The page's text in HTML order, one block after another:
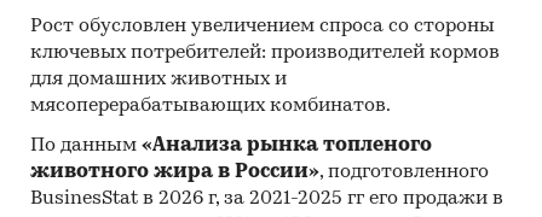
Рост обусловлен увеличением спроса со стороны
ключевых потребителей: производителей кормов
для домашних животных и
мясоперерабатывающих комбинатов.
По данным «Анализа рынка топленого
животного жира в России», подготовленного
BusinesStat в 2026 г, за 2021-2025 гг его продажи в